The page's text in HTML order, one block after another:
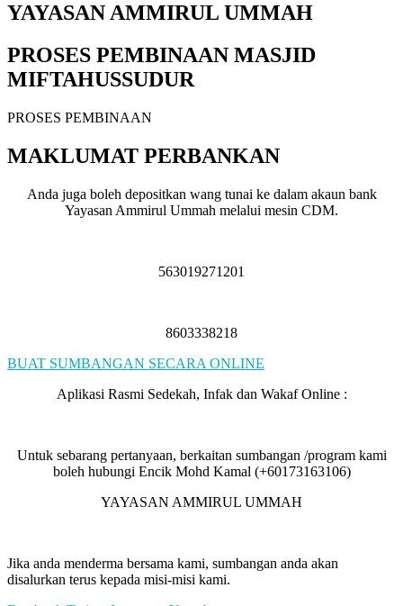
YAYASAN AMMIRUL UMMAH
PROSES PEMBINAAN MASJID
MIFTAHUSSUDUR
PROSES PEMBINAAN
MAKLUMAT PERBANKAN
Anda juga boleh depositkan wang tunai ke dalam akaun bank
Yayasan Ammirul Ummah melalui mesin CDM.
563019271201
8603338218
BUAT SUMBANGAN SECARA ONLINE
Aplikasi Rasmi Sedekah, Infak dan Wakaf Online :
Untuk sebarang pertanyaan, berkaitan sumbangan /program kami
boleh hubungi Encik Mohd Kamal (+60173163106)
YAYASAN AMMIRUL UMMAH
Jika anda menderma bersama kami, sumbangan anda akan
disalurkan terus kepada misi-misi kami.